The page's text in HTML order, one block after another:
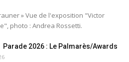
» Vue de l'exposition "Victor
photo : Andrea Rossetti.
Parade 2026 : Le Palmarès/Awards